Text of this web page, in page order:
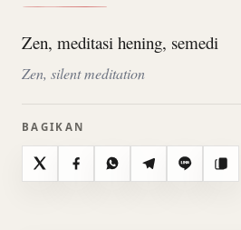
Zen, meditasi hening, semedi
Zen, silent meditation
BAGIKAN
X FacebookWhatsAppTelegramLine Salin